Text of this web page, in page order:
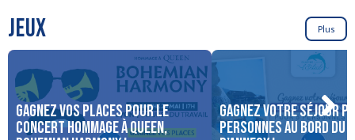
JEUX Plus
Gagnez vos places pour le
concert Hommage à Queen,
Gagnez votre séjour
personnes au bord du